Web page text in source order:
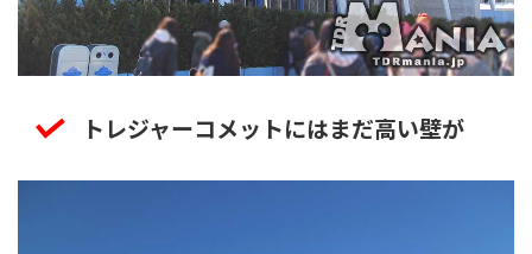
トレジャーコメットにはまだ高い壁が